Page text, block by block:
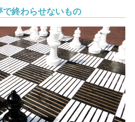
終わらせないもの